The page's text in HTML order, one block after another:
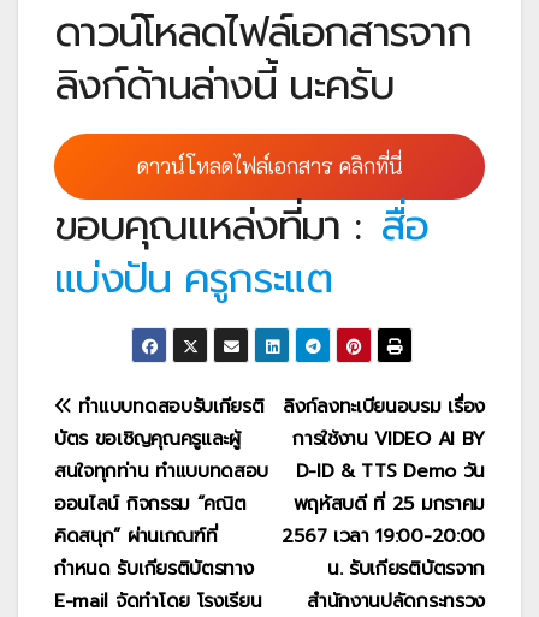
ดาวน์โหลดไฟล์เอกสารจาก
ลิงก์ด้านล่างนี้ นะครับ
ดาวน์โหลดไฟล์เอกสาร คลิกที่นี่
ขอบคุณแหล่งที่มา : สื่อ
แบ่งปัน ครูกระแต
แนะแนว
เรื่อง
ลิงก์ลงทะเบียนอบรม เรื่อง
การใช้งาน VIDEO AI BY
D-ID & TTS Demo วัน
พฤหัสบดี ที่ 25 มกราคม
2567 เวลา 19:00-20:00
น. รับเกียรติบัตรจาก
สำนักงานปลัดกระทรวง
ทำแบบทดสอบรับเกียรติ
บัตร ขอเชิญคุณครูและผู้
สนใจทุกท่าน ทำแบบทดสอบ
ออนไลน์ กิจกรรม “คณิต
คิดสนุก” ผ่านเกณฑ์ที่
กำหนด รับเกียรติบัตรทาง
E-mail จัดทำโดย โรงเรียน